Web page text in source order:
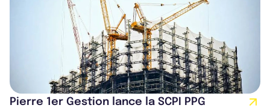
Pierre 1er Gestion lance la SCPI PPG